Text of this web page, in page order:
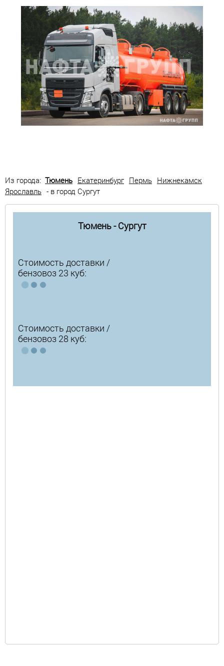
Из города: Тюмень Екатеринбург Пермь Нижнекамск
Ярославль - в город Сургут
Тюмень - Сургут
Стоимость доставки /
бензовоз 23 куб:
Стоимость доставки /
бензовоз 28 куб: